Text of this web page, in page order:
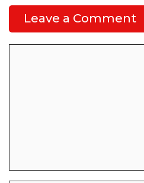
Leave a Comment